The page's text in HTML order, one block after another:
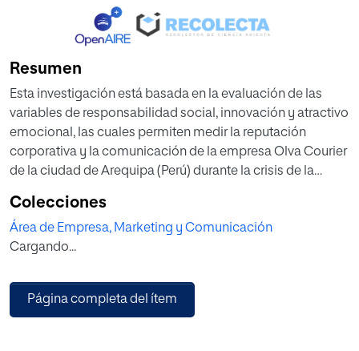
Resumen
Esta investigación está basada en la evaluación de las
variables de responsabilidad social, innovación y atractivo
emocional, las cuales permiten medir la reputación
corporativa y la comunicación de la empresa Olva Courier
de la ciudad de Arequipa (Perú) durante la crisis de la
percepción que tienen los clientes externos sobre las
variables en medio de la pandemia. El estudio se apoya en
la teoría de Comunicación en Crisis Situacional propuesta
realizan atribuciones del nivel de responsabilidad de las
organizaciones en contextos de crisis.
Colecciones
Área de Empresa, Marketing y Comunicación
Cargando...
Página completa del ítem